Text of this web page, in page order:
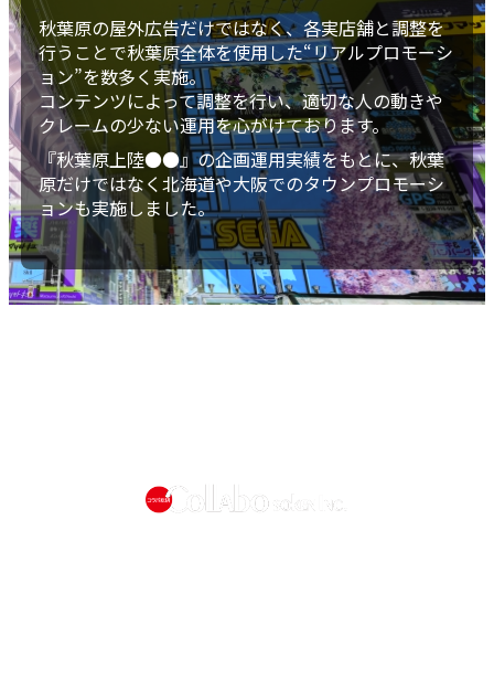
秋葉原の屋外広告だけではなく、各実店舗と調整を
行うことで秋葉原全体を使用した“リアルプロモーシ
ョン”を数多く実施。
コンテンツによって調整を行い、適切な人の動きや
クレームの少ない運用を心がけております。
『秋葉原上陸●●』の企画運用実績をもとに、秋葉
原だけではなく北海道や大阪でのタウンプロモーシ
ョンも実施しました。